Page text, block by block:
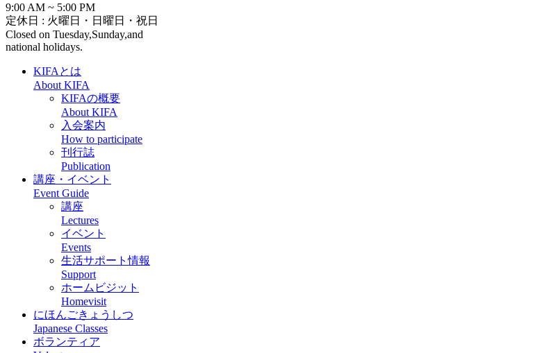
9:00 AM ~ 5:00 PM
定休日 : 火曜日・日曜日・祝日
Closed on Tuesday,Sunday,and
national holidays.
KIFAとは
About KIFA
KIFAの概要
About KIFA
入会案内
How to participate
刊行誌
Publication
講座・イベント
Event Guide
講座
Lectures
イベント
Events
生活サポート情報
Support
ホームビジット
Homevisit
にほんごきょうしつ
Japanese Classes
ボランティア